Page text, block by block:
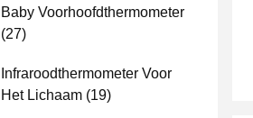
Baby Voorhoofdthermometer
(27)
Infraroodthermometer Voor
Het Lichaam (19)